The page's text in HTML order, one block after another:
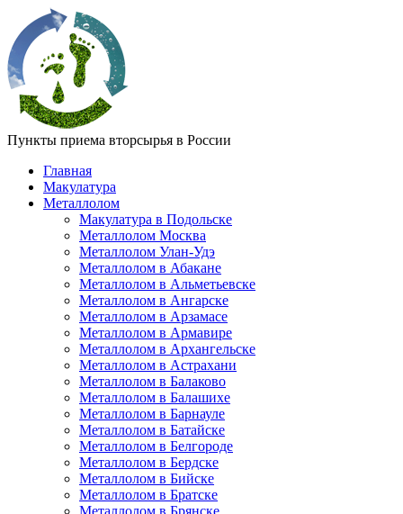
Пункты приема вторсырья в России
Главная
Макулатура
Металлолом
Макулатура в Подольске
Металлолом Москва
Металлолом Улан-Удэ
Металлолом в Абакане
Металлолом в Альметьевске
Металлолом в Ангарске
Металлолом в Арзамасе
Металлолом в Армавире
Металлолом в Архангельске
Металлолом в Астрахани
Металлолом в Балаково
Металлолом в Балашихе
Металлолом в Барнауле
Металлолом в Батайске
Металлолом в Белгороде
Металлолом в Бердске
Металлолом в Бийске
Металлолом в Братске
Металлолом в Брянске